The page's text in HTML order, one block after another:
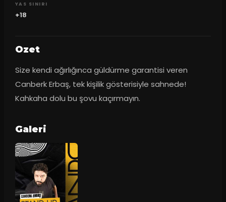
YAS SINIRI
+18
Ozet
Size kendi ağırlığınca güldürme garantisi veren
Canberk Erbaş, tek kişilik gösterisiyle sahnede!
Kahkaha dolu bu şovu kaçırmayın.
Galeri